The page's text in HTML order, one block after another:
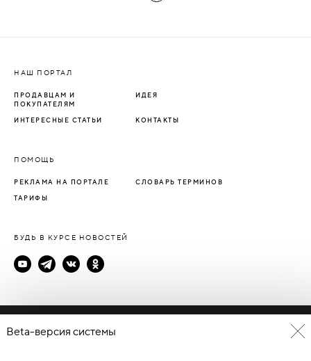
НАШ ПОРТАЛ
ПРОДАВЦАМ И
ПОКУПАТЕЛЯМ
ИДЕЯ
ИНТЕРЕСНЫЕ СТАТЬИ КОНТАКТЫ
ПОМОЩЬ
РЕКЛАМА НА ПОРТАЛЕ СЛОВАРЬ ТЕРМИНОВ
ТАРИФЫ
БУДЬ В КУРСЕ НОВОСТЕЙ
Политика конфиденциальности
Beta-версия системы